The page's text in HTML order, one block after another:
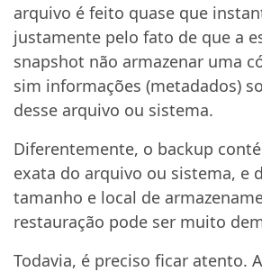
arquivo é feito quase que
justamente pelo fato de que a
snapshot não armazenar uma
sim informações (metadados)
desse arquivo ou sistema.
Diferentemente, o backup
exata do arquivo ou sistema, e
tamanho e local de
restauração pode ser muito
Todavia, é preciso ficar atento.